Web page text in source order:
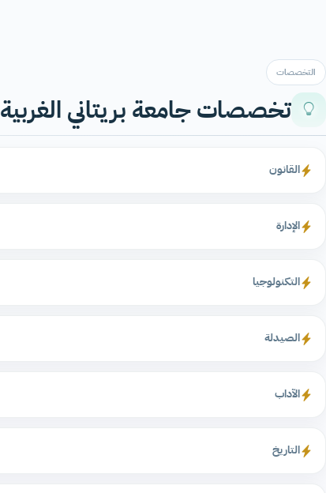
التخصصات
تخصصات جامعة بريتاني الغربية
القانون
الإدارة
التكنولوجيا
الصيدلة
الآداب
التاريخ